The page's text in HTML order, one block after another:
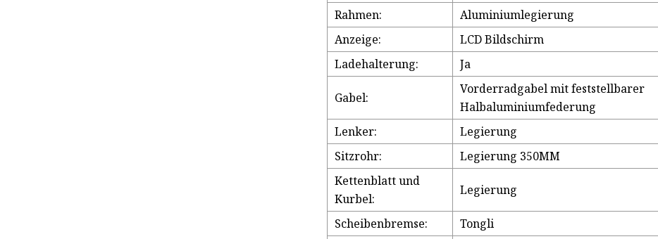
Rahmen:
Aluminiumlegierung
Anzeige:
LCD Bildschirm
Ladehalterung:
Ja
Gabel:
Vorderradgabel mit feststellbarer
Halbaluminiumfederung
Lenker: Legierung
Sitzrohr:
Legierung 350MM
Kettenblatt und
Kurbel:
Legierung
Scheibenbremse: Tongli